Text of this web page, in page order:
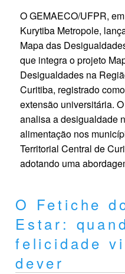
O GEMAECO/UFPR,
Kurytiba Metropole,
Mapa das
que integra o projeto
Desigualdades na
Curitiba, registrado
extensão universitária.
analisa a desigualdade
alimentação nos
Territorial Central de
adotando uma
O Fetiche
Estar:
felicidade
dever